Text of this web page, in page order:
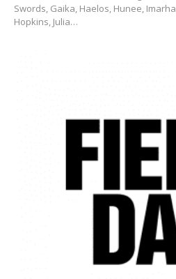
Swords, Gaika, Haelos, Hunee,
Hopkins, Julia…